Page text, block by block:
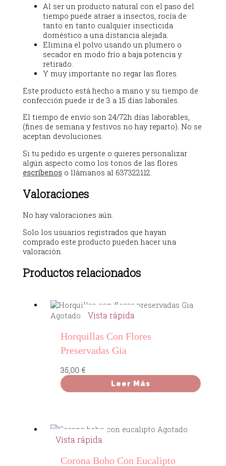
Al ser un producto natural con el paso del
tiempo puede atraer a insectos, rocía de
tanto en tanto cualquier insecticida
doméstico a una distancia alejada.
Elimina el polvo usando un plumero o
secador en modo frío a baja potencia y
retirado.
Y muy importante no regar las flores.
Este producto está hecho a mano y su tiempo de
confección puede ir de 3 a 15 días laborales.
El tiempo de envío son 24/72h días laborables,
(fines de semana y festivos no hay reparto). No se
aceptan devoluciones.
Si tu pedido es urgente o quieres personalizar
algún aspecto como los tonos de las flores
escríbenos o llámanos al 637322112.
Valoraciones
No hay valoraciones aún.
Solo los usuarios registrados que hayan
comprado este producto pueden hacer una
valoración.
Productos relacionados
Agotado Vista rápida
Horquillas Con Flores
Preservadas Gia
35,00 €
Leer Más
Agotado
Vista rápida
Corona Boho Con Eucalipto